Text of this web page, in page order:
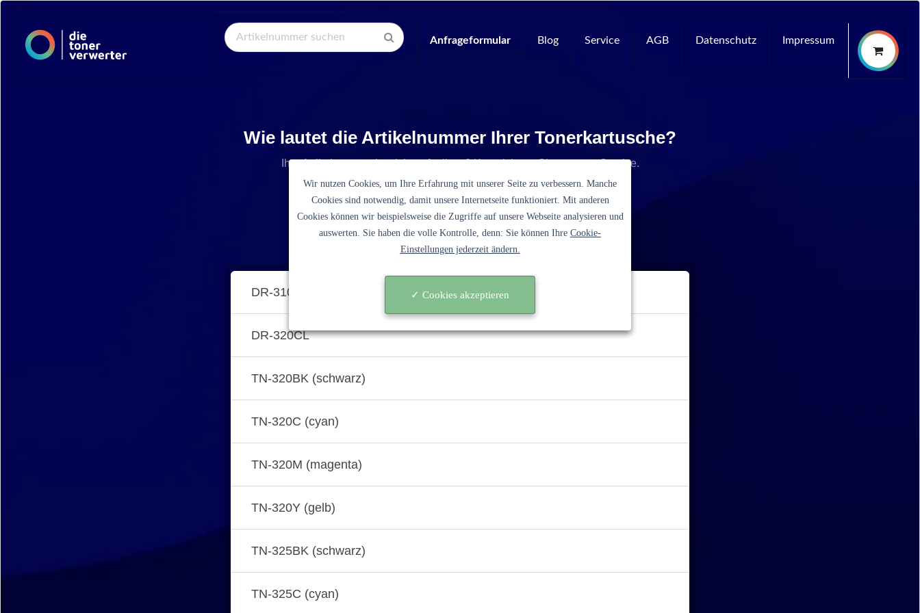
Global Search
Anfrageformular
Blog Service AGB Datenschutz Impressum
Wie lautet die Artikelnummer Ihrer Tonerkartusche?
Ihre Artikelnummer ist nicht aufgelistet? Kontaktieren Sie unseren Service.
DR-310CL
DR-320CL
TN-320BK (schwarz)
TN-320C (cyan)
TN-320M (magenta)
TN-320Y (gelb)
TN-325BK (schwarz)
TN-325C (cyan)
Wir nutzen Cookies, um Ihre Erfahrung mit unserer Seite zu verbessern. Manche
Cookies sind notwendig, damit unsere Internetseite funktioniert. Mit anderen
Cookies können wir beispielsweise die Zugriffe auf unsere Webseite analysieren und
auswerten. Sie haben die volle Kontrolle, denn: Sie können Ihre Cookie-
Einstellungen jederzeit ändern.
✓ Cookies akzeptieren